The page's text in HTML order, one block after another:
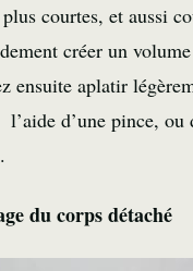
courtes, et aussi
créer un
ensuite aplatir
d’une pince, ou
du corps détaché